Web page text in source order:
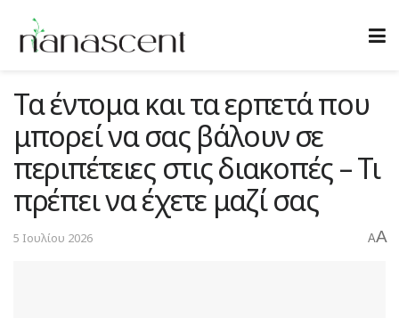
Τα έντομα και τα ερπετά που
μπορεί να σας βάλουν σε
περιπέτειες στις διακοπές – Τι
πρέπει να έχετε μαζί σας
5 Ιουλίου 2026 AA